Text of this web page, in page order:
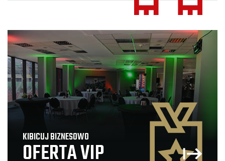
KIBICUJ BIZNESOWO
OFERTA VIP